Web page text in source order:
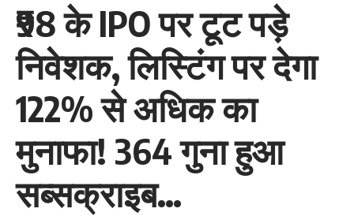
₹98 के IPO पर टूट पड़े
निवेशक, लिस्टिंग पर देगा
122% से अधिक का
मुनाफा! 364 गुना हुआ
सब्सक्राइब…